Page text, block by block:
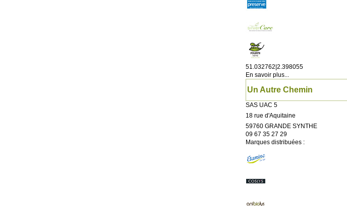
51.032762|2.398055
En savoir plus...
Un Autre Chemin
SAS UAC 5
18 rue d'Aquitaine
59760 GRANDE SYNTHE
09 67 35 27 29
Marques distribuées :